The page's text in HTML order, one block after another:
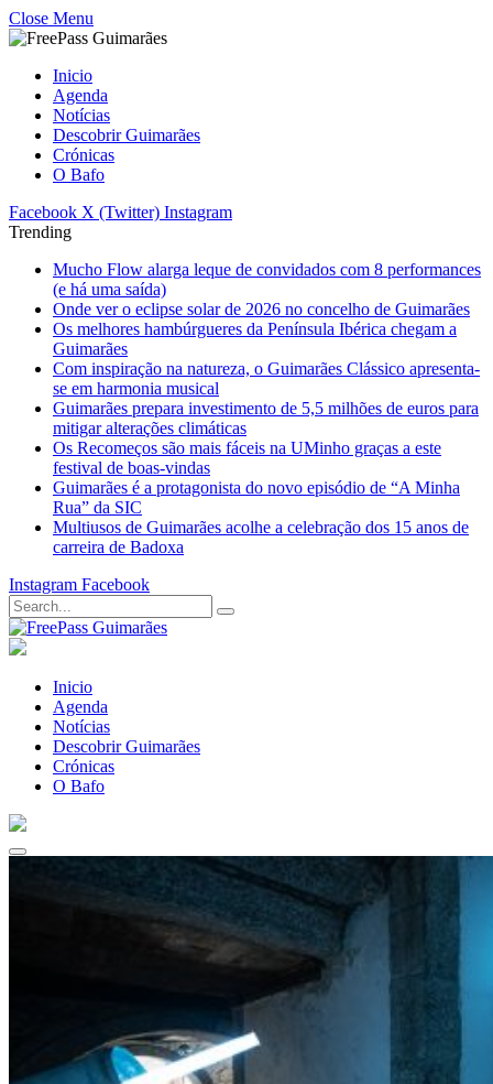
Close Menu
Inicio
Agenda
Notícias
Descobrir Guimarães
Crónicas
O Bafo
Facebook X (Twitter) Instagram
Trending
Mucho Flow alarga leque de convidados com 8 performances
(e há uma saída)
Onde ver o eclipse solar de 2026 no concelho de Guimarães
Os melhores hambúrgueres da Península Ibérica chegam a
Guimarães
Com inspiração na natureza, o Guimarães Clássico apresenta-
se em harmonia musical
Guimarães prepara investimento de 5,5 milhões de euros para
mitigar alterações climáticas
Os Recomeços são mais fáceis na UMinho graças a este
festival de boas-vindas
Guimarães é a protagonista do novo episódio de “A Minha
Rua” da SIC
Multiusos de Guimarães acolhe a celebração dos 15 anos de
carreira de Badoxa
Instagram Facebook
Inicio
Agenda
Notícias
Descobrir Guimarães
Crónicas
O Bafo